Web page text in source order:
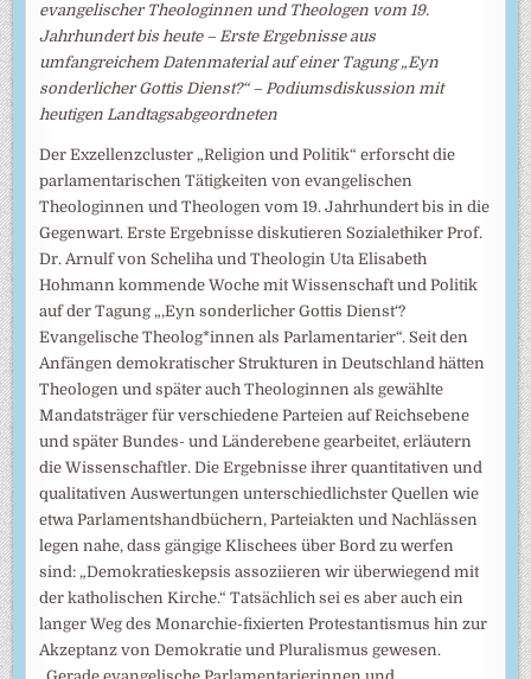
evangelischer Theologinnen und Theologen vom 19.
Jahrhundert bis heute – Erste Ergebnisse aus
umfangreichem Datenmaterial auf einer Tagung „Eyn
sonderlicher Gottis Dienst?“ – Podiumsdiskussion mit
heutigen Landtagsabgeordneten
Der Exzellenzcluster „Religion und Politik“ erforscht die
parlamentarischen Tätigkeiten von evangelischen
Theologinnen und Theologen vom 19. Jahrhundert bis in die
Gegenwart. Erste Ergebnisse diskutieren Sozialethiker Prof.
Dr. Arnulf von Scheliha und Theologin Uta Elisabeth
Hohmann kommende Woche mit Wissenschaft und Politik
auf der Tagung „‚Eyn sonderlicher Gottis Dienst‘?
Evangelische Theolog*innen als Parlamentarier“. Seit den
Anfängen demokratischer Strukturen in Deutschland hätten
Theologen und später auch Theologinnen als gewählte
Mandatsträger für verschiedene Parteien auf Reichsebene
und später Bundes- und Länderebene gearbeitet, erläutern
die Wissenschaftler. Die Ergebnisse ihrer quantitativen und
qualitativen Auswertungen unterschiedlichster Quellen wie
etwa Parlamentshandbüchern, Parteiakten und Nachlässen
legen nahe, dass gängige Klischees über Bord zu werfen
sind: „Demokratieskepsis assoziieren wir überwiegend mit
der katholischen Kirche.“ Tatsächlich sei es aber auch ein
langer Weg des Monarchie-fixierten Protestantismus hin zur
Akzeptanz von Demokratie und Pluralismus gewesen.